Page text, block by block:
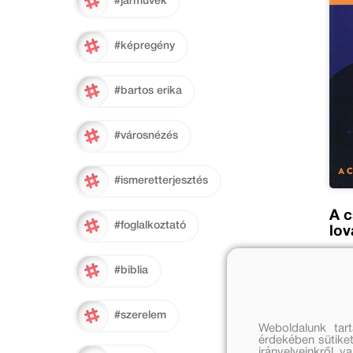
#képregény
#bartos erika
#városnézés
#ismeretterjesztés
#foglalkoztató
#biblia
#szerelem
A
Weboldalunk
érdekében